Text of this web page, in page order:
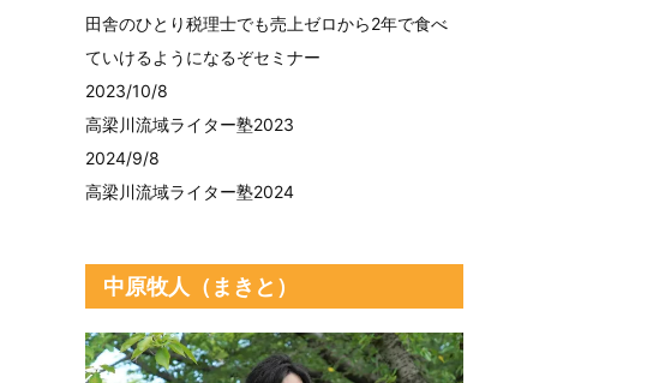
田舎のひとり税理士でも売上ゼロから2年で食べ
ていけるようになるぞセミナー
2023/10/8
高梁川流域ライター塾2023
2024/9/8
高梁川流域ライター塾2024
中原牧人（まきと）